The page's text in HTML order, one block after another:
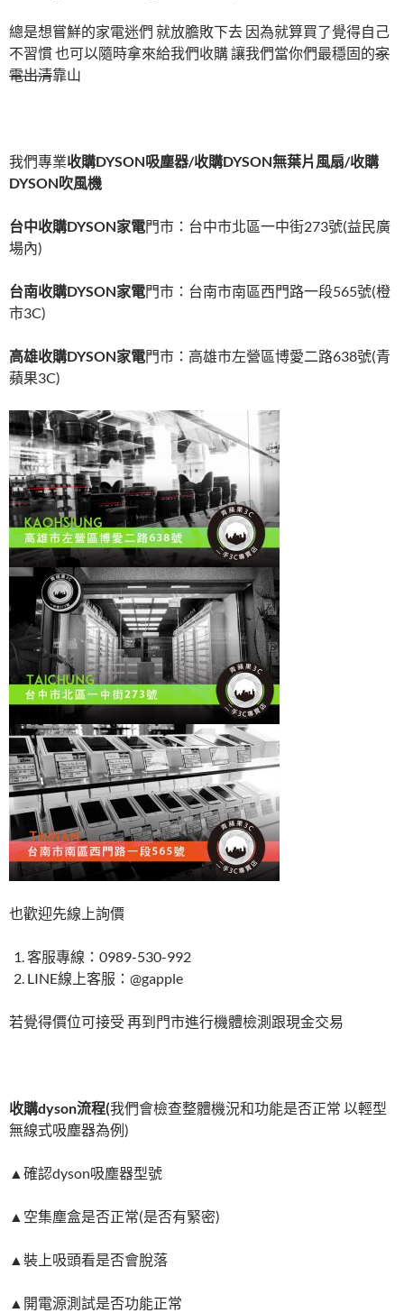
總是想嘗鮮的家電迷們 就放膽敗下去 因為就算買了覺得自己
不習慣 也可以隨時拿來給我們收購 讓我們當你們最穩固的家
電出清靠山
我們專業收購DYSON吸塵器/收購DYSON無葉片風扇/收購
DYSON吹風機
台中收購DYSON家電門市：台中市北區一中街273號(益民廣
場內)
台南收購DYSON家電門市：台南市南區西門路一段565號(橙
市3C)
高雄收購DYSON家電門市：高雄市左營區博愛二路638號(青
蘋果3C)
也歡迎先線上詢價
客服專線：0989-530-992
LINE線上客服：@gapple
若覺得價位可接受 再到門市進行機體檢測跟現金交易
收購dyson流程(我們會檢查整體機況和功能是否正常 以輕型
無線式吸塵器為例)
▲確認dyson吸塵器型號
▲空集塵盒是否正常(是否有緊密)
▲裝上吸頭看是否會脫落
▲開電源測試是否功能正常